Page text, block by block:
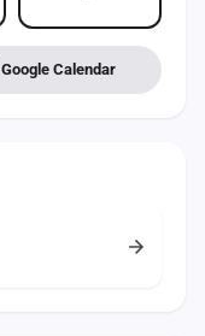
Google Calendar